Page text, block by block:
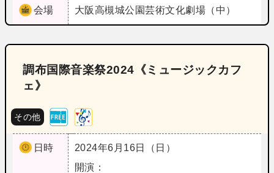
会場 大阪 高槻城公園芸術文化劇場（中）
調布国際音楽祭2024《ミュージックカフ
ェ》
その他
日時
2024年6月16日（日）
開演：